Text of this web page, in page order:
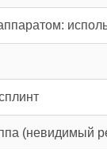
(невидимый